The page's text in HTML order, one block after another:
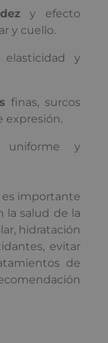
y efecto
y cuello.
elasticidad y
finas, surcos
expresión.
y
es importante
la salud de la
hidratación
evitar
de